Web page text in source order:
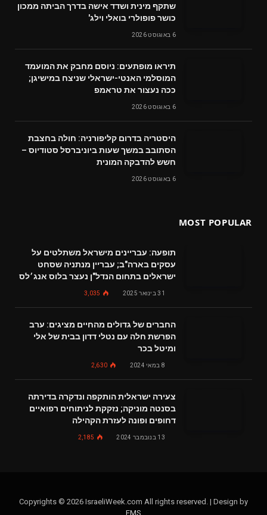
שתקף מינית ושדד אישה בדרך הביתה ממכון
כושר פופולרי בואלי וילג'
6 באוגוסט 2026
תיראו מופתעים: ניוסם מחבק את המועמד
המוסלמי האנטי-ישראלי שניצח במישיגן;
ככה נעצור את טראמפ
6 באוגוסט 2026
היסטריה בדרום קליפורניה: חולה בחצבת
הסתובב במשך שעות ביוניברסל סטודיוס –
חשש להדבקה המונית
6 באוגוסט 2026
MOST POPULAR
תופעה: עבריינים מישראל משתלטים על
עסקים בארה"ב; עבריין מנתניה שסחט
ישראלים בתחום הנדל"ן נעצר בלוס אנג׳לס
31 בינואר 2025 3,035
החברים של גדולים מהחיים מציגים: ערב
הפרשת חלה עם נטלי דדון בבית של אלי
ומיטל בכר
8 במאי 2024 2,630
צעירה ישראלית הותקפה ונדקרה בדירתה
בסנטה מוניקה; נזקקת לניתוחים רפואיים
דחופים ופונה לעזרת הקהילה
13 בנובמבר 2024 2,185
Copyrights © 2026 IsraeliWeek.com All rights reserved. | Design by
EMS